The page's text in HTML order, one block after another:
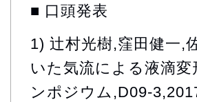
■ 口頭発表
1) 辻村光樹,窪田健一,
いた気流による液滴
ンポジウム,D09-